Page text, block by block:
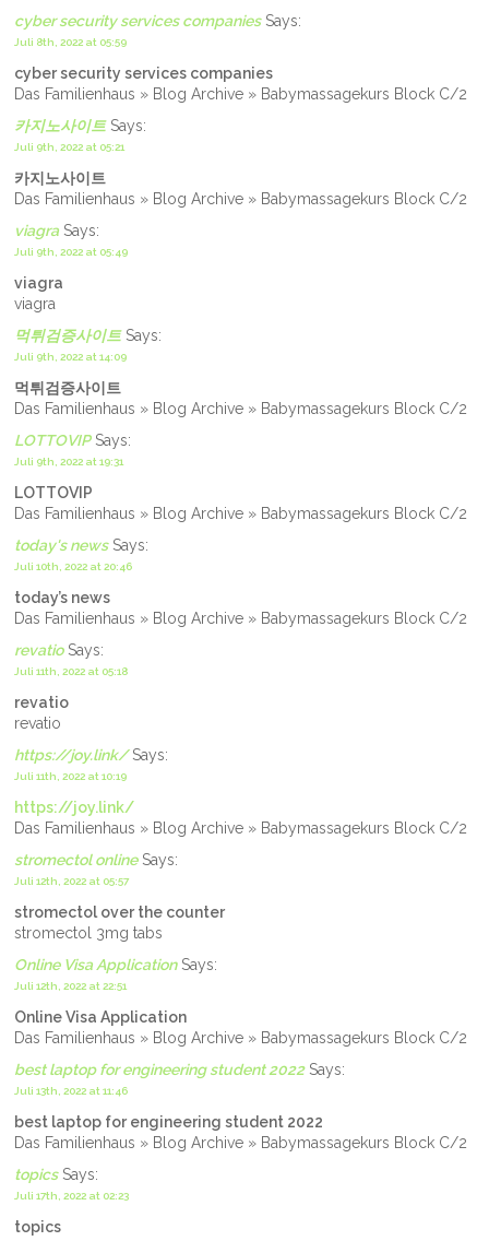
cyber security services companiesSays:
Juli 8th, 2022 at 05:59
cyber security services companies
Das Familienhaus » Blog Archive » Babymassagekurs Block C/2
카지노사이트Says:
Juli 9th, 2022 at 05:21
카지노사이트
Das Familienhaus » Blog Archive » Babymassagekurs Block C/2
viagra Says:
Juli 9th, 2022 at 05:49
viagra
viagra
먹튀검증사이트Says:
Juli 9th, 2022 at 14:09
먹튀검증사이트
Das Familienhaus » Blog Archive » Babymassagekurs Block C/2
LOTTOVIPSays:
Juli 9th, 2022 at 19:31
LOTTOVIP
Das Familienhaus » Blog Archive » Babymassagekurs Block C/2
today's newsSays:
Juli 10th, 2022 at 20:46
today’s news
Das Familienhaus » Blog Archive » Babymassagekurs Block C/2
revatioSays:
Juli 11th, 2022 at 05:18
revatio
revatio
https://joy.link/Says:
Juli 11th, 2022 at 10:19
https://joy.link/
Das Familienhaus » Blog Archive » Babymassagekurs Block C/2
stromectol onlineSays:
Juli 12th, 2022 at 05:57
stromectol over the counter
stromectol 3mg tabs
Online Visa ApplicationSays:
Juli 12th, 2022 at 22:51
Online Visa Application
Das Familienhaus » Blog Archive » Babymassagekurs Block C/2
best laptop for engineering student 2022Says:
Juli 13th, 2022 at 11:46
best laptop for engineering student 2022
Das Familienhaus » Blog Archive » Babymassagekurs Block C/2
topicsSays:
Juli 17th, 2022 at 02:23
topics